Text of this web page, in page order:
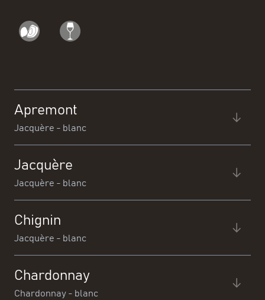
Apremont
Jacquère - blanc
Délicatesse et légèreté de cet Apremont aux notes
Jacquère
Jacquère - blanc
Chignin
Jacquère - blanc
Chardonnay
Chardonnay - blanc